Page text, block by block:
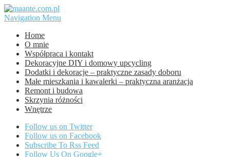
Navigation Menu
Home
O mnie
Współpraca i kontakt
Dekoracyjne DIY i domowy upcycling
Dodatki i dekoracje – praktyczne zasady doboru
Małe mieszkania i kawalerki – praktyczna aranżacja
Remont i budowa
Skrzynia różności
Wnętrze
Follow us on Twitter
Follow us on Facebook
Subscribe To Rss Feed
Follow Us On Google+